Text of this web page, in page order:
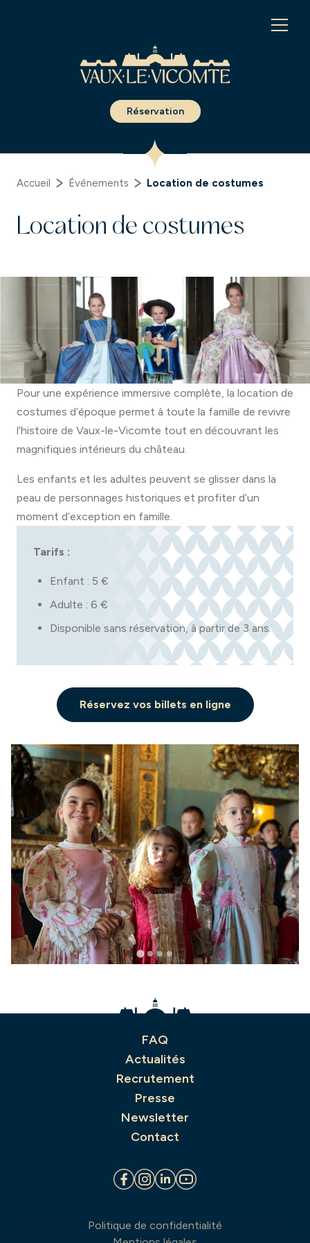
Réservation
Accueil Événements Location de costumes
Location de costumes
Pour une expérience immersive complète, la location de
costumes d’époque permet à toute la famille de revivre
l’histoire de Vaux-le-Vicomte tout en découvrant les
magnifiques intérieurs du château.
Les enfants et les adultes peuvent se glisser dans la
peau de personnages historiques et profiter d’un
moment d’exception en famille.
Tarifs :
Enfant : 5 €
Adulte : 6 €
Disponible sans réservation, à partir de 3 ans.
Réservez vos billets en ligne
FAQ
Actualités
Recrutement
Presse
Newsletter
Contact
Politique de confidentialité